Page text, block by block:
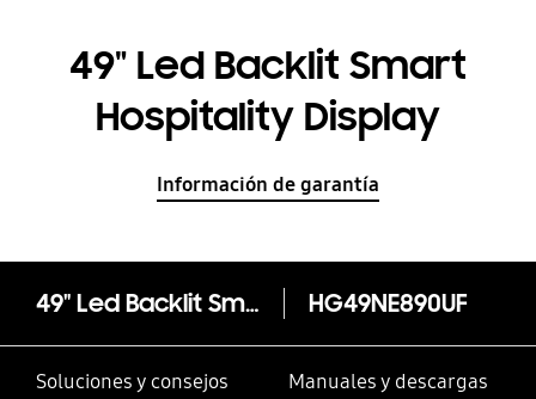
49" Led Backlit Smart
Hospitality Display
Información de garantía
49" Led Backlit Smart Hospitality Display HG49NE890UF
Soluciones y consejos Manuales y descargas